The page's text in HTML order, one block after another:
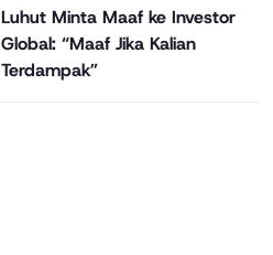
Luhut Minta Maaf ke Investor
Global: “Maaf Jika Kalian
Terdampak”